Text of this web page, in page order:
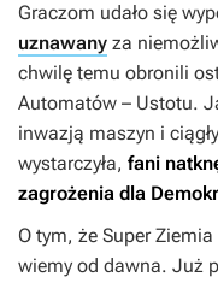
Graczom udało się
uznawany za
chwilę temu obronili
Automatów – Ustotu.
inwazją maszyn i
wystarczyła, fani
zagrożenia dla
O tym, że Super
wiemy od dawna. Już